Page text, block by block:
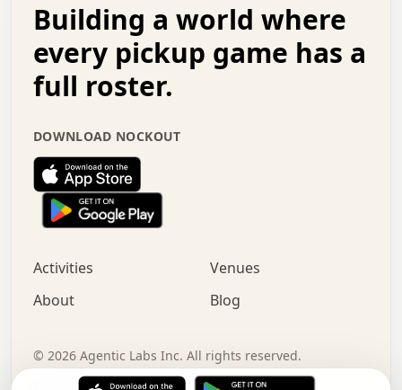
.   .   .   .   .   .   .   .   .   .   .   :   .
.   .   .   .   +   .   .   .   .   .   .   .   +
.   :   .   .   .   .   .   .   .   .   o   .   .
.   .   x   .   .   .   .   .   .   :   .   .   o
.   .   .   .   :   .   .   .   .   o   .   .   .
.   .   .   .   .   .   .   :   .   .   .   .   .
.   .   .   .   .   .   .   +   .   .   x   .   .
.   .   .   .   .   :   +   .   .   .   .   .   o
.   .   .   .   .   .   .   .   .   .   .   .   .
.   .   :   o   .   .   .   .   .   .   .   +   .
.   o   .   .   .   .   x   .   .   .   .   .   .
+   .   o   .   .   .   .   o   .   .   .   .
.   +   .   .   .   .   .   .   .   .   :   .   x
.   .   .   .   .   .   .   .   .   .   .   .   .   .
Building a world where
every pickup game has a
full roster.
DOWNLOAD NOCKOUT
Activities
Venues
About
Blog
© 2026 Agentic Labs Inc. All rights reserved.